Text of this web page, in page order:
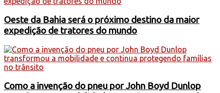
Oeste da Bahia será o próximo destino da maior
expedição de tratores do mundo
Como a invenção do pneu por John Boyd Dunlop